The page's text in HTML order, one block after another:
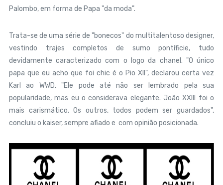
Palombo, em forma de Papa "da moda".
Trata-se de uma série de "bonecos" do multitalentoso designer,
vestindo trajes completos de sumo pontíficie, tudo
devidamente caracterizado com o logo da chanel. "O único
papa que eu acho que foi chic é o Pio XII", declarou certa vez
Karl ao WWD. "Ele pode até não ser lembrado pela sua
popularidade, mas eu o considerava elegante. João XXIII foi o
mais carismático. Os outros, todos podem ser guardados",
concluiu o kaiser, sempre afiado e com opinião posicionada.